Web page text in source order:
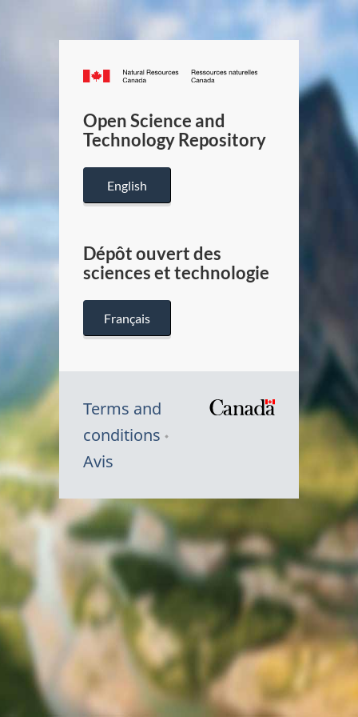
Canada.ca
/
Canada
Open Science and
Technology Repository
English
Dépôt ouvert des
sciences et technologie
Français
Terms and
conditions
Avis
Canada